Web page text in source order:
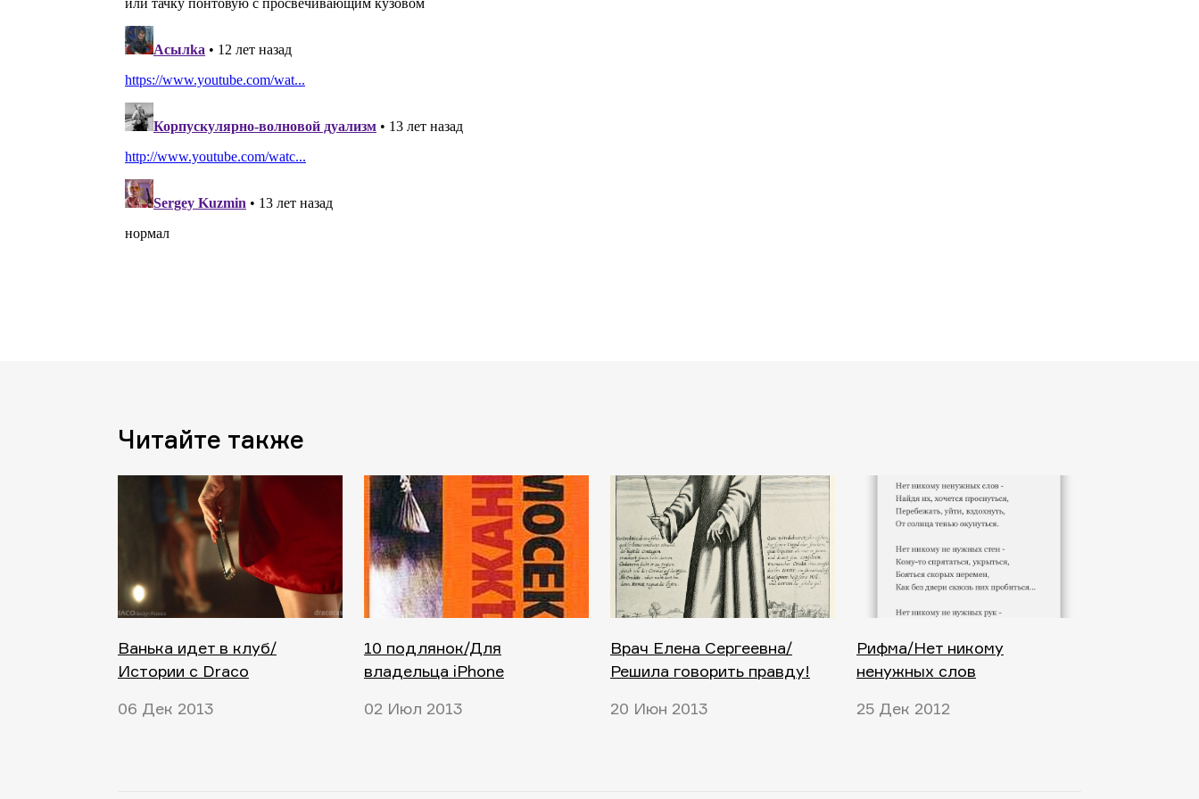
Читайте также
Ванька идет в клуб/
Истории с Draco
06 Дек 2013
10 подлянок/Для
владельца iPhone
02 Июл 2013
Врач Елена Сергеевна/
Решила говорить правду!
20 Июн 2013
Рифма/Нет никому
ненужных слов
25 Дек 2012